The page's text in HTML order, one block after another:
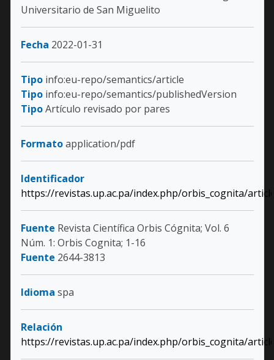
Universitario de San Miguelito
Fecha 2022-01-31
Tipo info:eu-repo/semantics/article
Tipo info:eu-repo/semantics/publishedVersion
TipoArtículo revisado por pares
Formatoapplication/pdf
Identificador
https://revistas.up.ac.pa/index.php/orbis_cognita/
Fuente Revista Científica Orbis Cógnita; Vol. 6
Núm. 1: Orbis Cognita; 1-16
Fuente 2644-3813
Idioma spa
Relación
https://revistas.up.ac.pa/index.php/orbis_cognita/